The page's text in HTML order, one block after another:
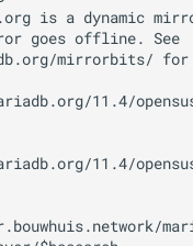
is a dynamic
goes offline. See
mirrorbits/
11.4/
11.4/